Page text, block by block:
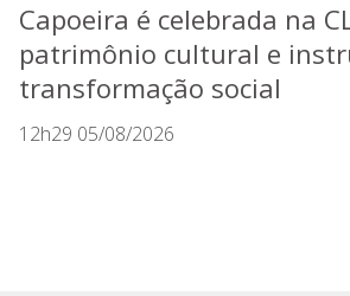
Capoeira é celebrada na
patrimônio cultural e
transformação social
12h29 05/08/2026